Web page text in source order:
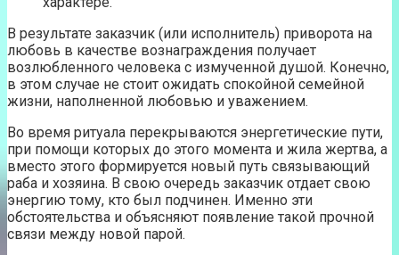
В результате заказчик (или исполнитель) приворота на
любовь в качестве вознаграждения получает
возлюбленного человека с измученной душой. Конечно,
в этом случае не стоит ожидать спокойной семейной
жизни, наполненной любовью и уважением.
Во время ритуала перекрываются энергетические пути,
при помощи которых до этого момента и жила жертва, а
вместо этого формируется новый путь связывающий
раба и хозяина. В свою очередь заказчик отдает свою
энергию тому, кто был подчинен. Именно эти
обстоятельства и объясняют появление такой прочной
связи между новой парой.